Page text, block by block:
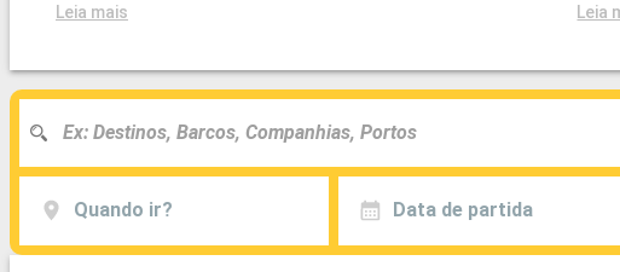
Leia mais
Leia
Quando ir? Data de partida